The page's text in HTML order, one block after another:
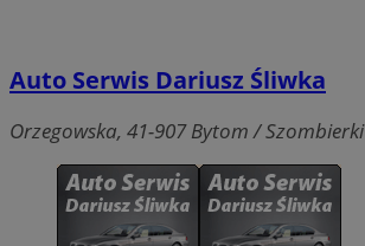
Auto Serwis Dariusz Śliwka
Orzegowska, 41-907 Bytom / Szombierki